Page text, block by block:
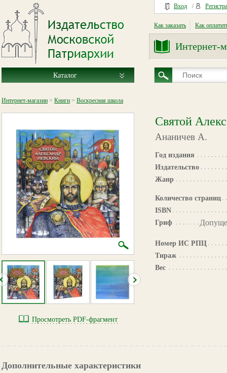
Вход /
Как заказать Как
Интернет-
Каталог
Интернет-магазин > Книги > Воскресная школа
Просмотреть PDF-фрагмент
Святой
Ананичев А.
Год издания
Издательство
Жанр
Количество страниц
ISBN
Гриф
Номер ИС РПЦ
Тираж
Вес
Дополнительные характеристики